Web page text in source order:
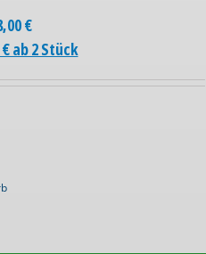
€
ab 2 Stück